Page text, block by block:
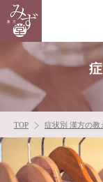
TOP 症状別 漢方の教